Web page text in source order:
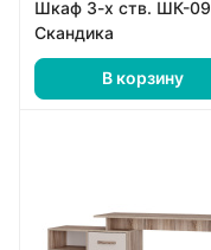
Шкаф 3-х ств. ШК-09
Скандика
В корзину